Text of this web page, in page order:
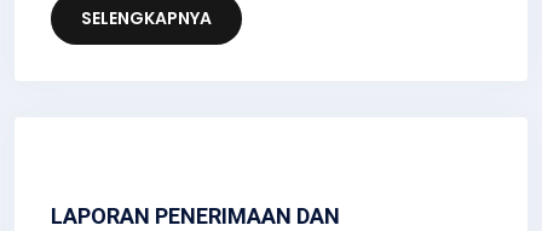
SELENGKAPNYA
LAPORAN PENERIMAAN DAN